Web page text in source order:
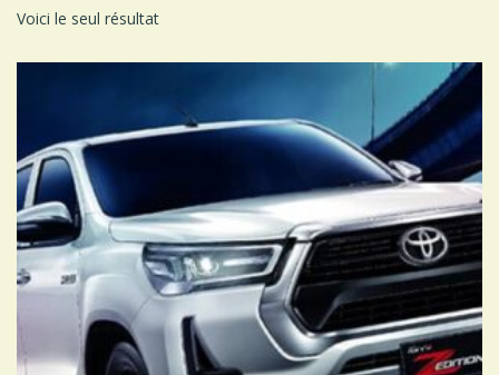
Voici le seul résultat